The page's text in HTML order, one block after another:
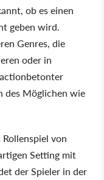
ob es einen
geben wird.
Genres, die
oder in
des Möglichen wie
von
Setting mit
der Spieler in der